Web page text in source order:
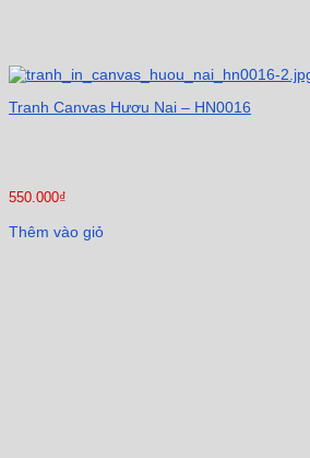
Tranh Canvas Hươu Nai – HN0016
550.000₫
Thêm vào giỏ